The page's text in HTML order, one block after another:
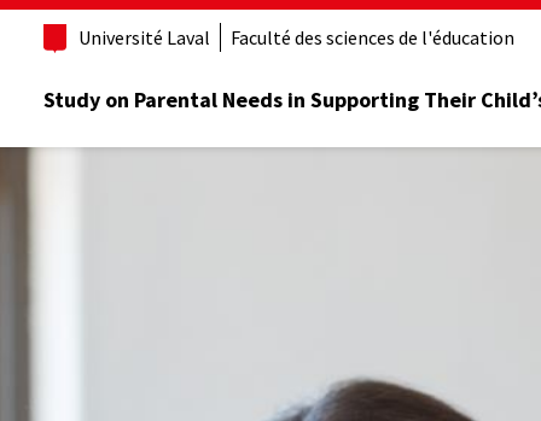
Université Laval Faculté des sciences de l'éducation
Study on Parental Needs in Supporting Their